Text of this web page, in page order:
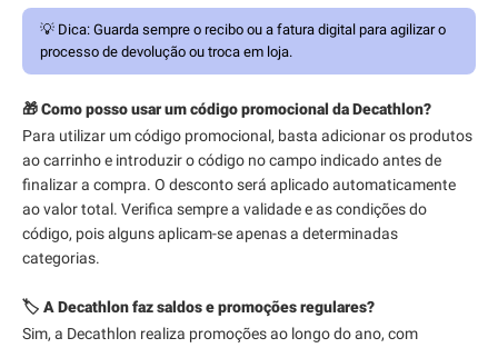
💡 Dica: Guarda sempre o recibo ou a fatura digital para agilizar o
processo de devolução ou troca em loja.
🎁 Como posso usar um código promocional da Decathlon?
Para utilizar um código promocional, basta adicionar os produtos
ao carrinho e introduzir o código no campo indicado antes de
finalizar a compra. O desconto será aplicado automaticamente
ao valor total. Verifica sempre a validade e as condições do
código, pois alguns aplicam-se apenas a determinadas
categorias.
🏷️ A Decathlon faz saldos e promoções regulares?
Sim, a Decathlon realiza promoções ao longo do ano, com